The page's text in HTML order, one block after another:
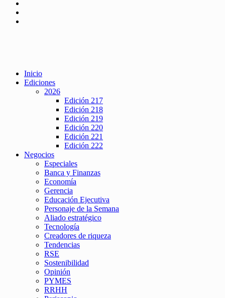
Inicio
Ediciones
2026
Edición 217
Edición 218
Edición 219
Edición 220
Edición 221
Edición 222
Negocios
Especiales
Banca y Finanzas
Economía
Gerencia
Educación Ejecutiva
Personaje de la Semana
Aliado estratégico
Tecnología
Creadores de riqueza
Tendencias
RSE
Sostenibilidad
Opinión
PYMES
RRHH